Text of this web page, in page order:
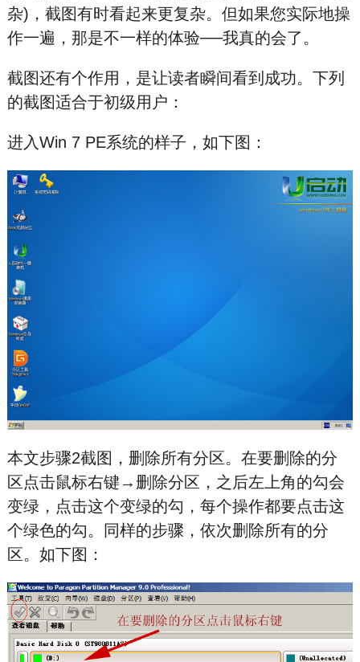
杂)，截图有时看起来更复杂。但如果您实际地操
作一遍，那是不一样的体验──我真的会了。
截图还有个作用，是让读者瞬间看到成功。下列
的截图适合于初级用户：
进入Win 7 PE系统的样子，如下图：
本文步骤2截图，删除所有分区。在要删除的分
区点击鼠标右键→删除分区，之后左上角的勾会
变绿，点击这个变绿的勾，每个操作都要点击这
个绿色的勾。同样的步骤，依次删除所有的分
区。如下图：